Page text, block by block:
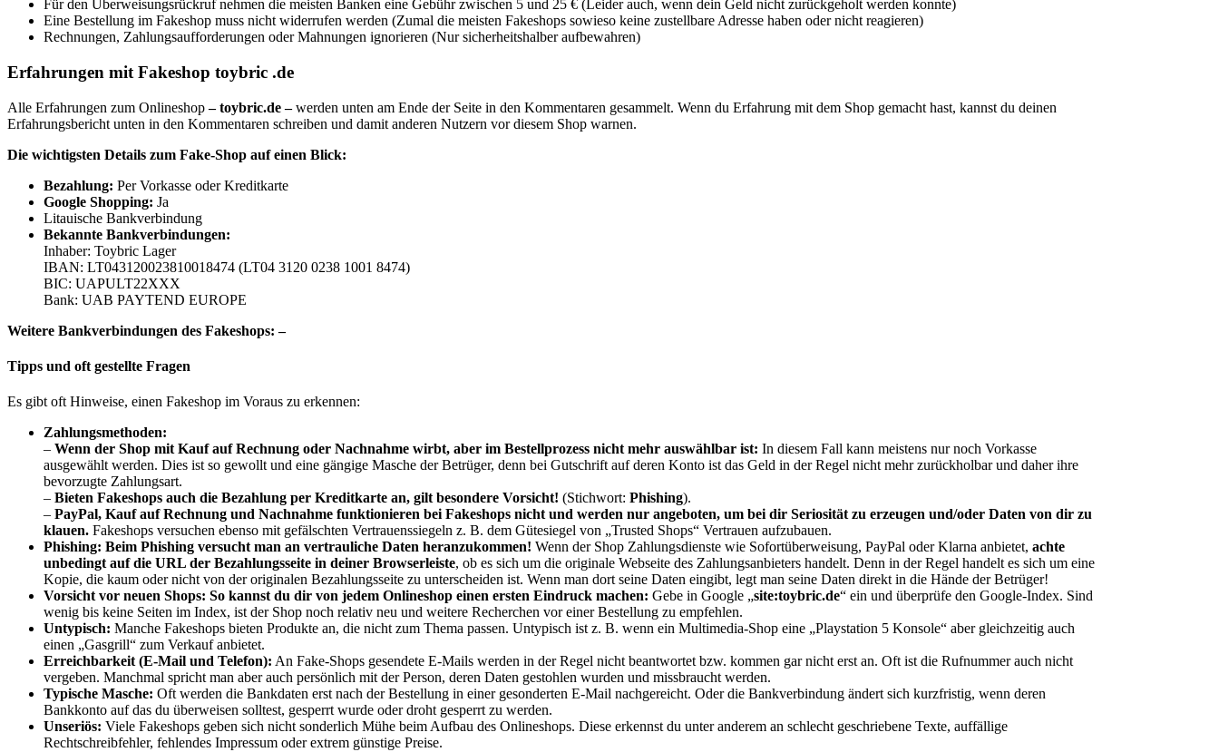
Für den Überweisungsrückruf nehmen die meisten Banken eine Gebühr zwischen 5 und 25 € (Leider auch, wenn dein Geld nicht zurückgeholt werden konnte)
Eine Bestellung im Fakeshop muss nicht widerrufen werden (Zumal die meisten Fakeshops sowieso keine zustellbare Adresse haben oder nicht reagieren)
Rechnungen, Zahlungsaufforderungen oder Mahnungen ignorieren (Nur sicherheitshalber aufbewahren)
Erfahrungen mit Fakeshop toybric .de
Alle Erfahrungen zum Onlineshop– toybric.de –werden unten am Ende der Seite in den Kommentaren gesammelt. Wenn du Erfahrung mit dem Shop gemacht hast, kannst du deinen
Erfahrungsbericht unten in den Kommentaren schreiben und damit anderen Nutzern vor diesem Shop warnen.
Die wichtigsten Details zum Fake-Shop auf einen Blick:
Bezahlung: Per Vorkasse oder Kreditkarte
Google Shopping: Ja
Litauische Bankverbindung
Bekannte Bankverbindungen:
Inhaber: Toybric Lager
IBAN: LT043120023810018474 (LT04 3120 0238 1001 8474)
BIC: UAPULT22XXX
Bank: UAB PAYTEND EUROPE
Weitere Bankverbindungen des Fakeshops: –
Tipps und oft gestellte Fragen
Es gibt oft Hinweise, einen Fakeshop im Voraus zu erkennen:
Zahlungsmethoden:
– Wenn der Shop mit Kauf auf Rechnung oder Nachnahme wirbt, aber im Bestellprozess nicht mehr auswählbar ist: In diesem Fall kann meistens nur noch Vorkasse
ausgewählt werden. Dies ist so gewollt und eine gängige Masche der Betrüger, denn bei Gutschrift auf deren Konto ist das Geld in der Regel nicht mehr zurückholbar und daher ihre
bevorzugte Zahlungsart.
– Bieten Fakeshops auch die Bezahlung per Kreditkarte an, gilt besondere Vorsicht! (Stichwort: Phishing).
– PayPal, Kauf auf Rechnung und Nachnahme funktionieren bei Fakeshops nicht und werden nur angeboten, um bei dir Seriosität zu erzeugen und/oder Daten von dir zu
klauen. Fakeshops versuchen ebenso mit gefälschten Vertrauenssiegeln z. B. dem Gütesiegel von „Trusted Shops“ Vertrauen aufzubauen.
Phishing: Beim Phishing versucht man an vertrauliche Daten heranzukommen! Wenn der Shop Zahlungsdienste wie Sofortüberweisung, PayPal oder Klarna anbietet, achte
unbedingt auf die URL der Bezahlungsseite in deiner Browserleiste, ob es sich um die originale Webseite des Zahlungsanbieters handelt. Denn in der Regel handelt es sich um eine
Kopie, die kaum oder nicht von der originalen Bezahlungsseite zu unterscheiden ist. Wenn man dort seine Daten eingibt, legt man seine Daten direkt in die Hände der Betrüger!
Vorsicht vor neuen Shops: So kannst du dir von jedem Onlineshop einen ersten Eindruck machen: Gebe in Google „site:toybric.de“ ein und überprüfe den Google-Index. Sind
wenig bis keine Seiten im Index, ist der Shop noch relativ neu und weitere Recherchen vor einer Bestellung zu empfehlen.
Untypisch: Manche Fakeshops bieten Produkte an, die nicht zum Thema passen. Untypisch ist z. B. wenn ein Multimedia-Shop eine „Playstation 5 Konsole“ aber gleichzeitig auch
einen „Gasgrill“ zum Verkauf anbietet.
Erreichbarkeit (E-Mail und Telefon): An Fake-Shops gesendete E-Mails werden in der Regel nicht beantwortet bzw. kommen gar nicht erst an. Oft ist die Rufnummer auch nicht
vergeben. Manchmal spricht man aber auch persönlich mit der Person, deren Daten gestohlen wurden und missbraucht werden.
Typische Masche: Oft werden die Bankdaten erst nach der Bestellung in einer gesonderten E-Mail nachgereicht. Oder die Bankverbindung ändert sich kurzfristig, wenn deren
Bankkonto auf das du überweisen solltest, gesperrt wurde oder droht gesperrt zu werden.
Unseriös: Viele Fakeshops geben sich nicht sonderlich Mühe beim Aufbau des Onlineshops. Diese erkennst du unter anderem an schlecht geschriebene Texte, auffällige
Rechtschreibfehler, fehlendes Impressum oder extrem günstige Preise.